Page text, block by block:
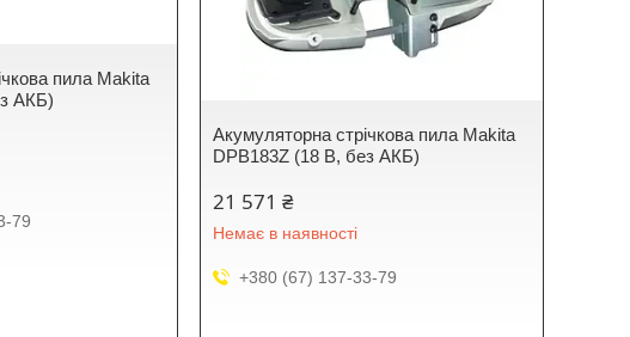
пила Makita
АКБ)
79
Акумуляторна стрічкова пила Makita
DPB183Z (18 В, без АКБ)
21 571 ₴
Немає в наявності
+380 (67) 137-33-79